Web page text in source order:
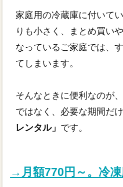
家庭用の冷蔵庫に付いて
りも小さく、まとめ買い
なっているご家庭では、
てしまいます。
そんなときに便利なのが
ではなく、必要な期間だ
レンタル」 です。
→月額770円～。冷